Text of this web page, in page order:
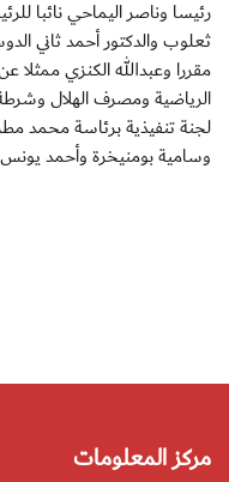
رئيسا وناصر اليماحي نائبا
ثعلوب والدكتور أحمد ثاني
مقررا وعبدالله الكنزي ممثلا
الرياضية ومصرف الهلال
لجنة تنفيذية برئاسة محمد
وسامية بومنيخرة وأحمد
مركز المعلومات